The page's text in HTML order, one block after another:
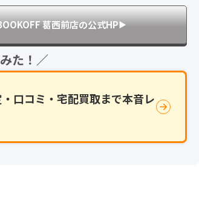
葛西前店の公式HP▶︎
た！／
口コミ・宅配買取まで本音レ